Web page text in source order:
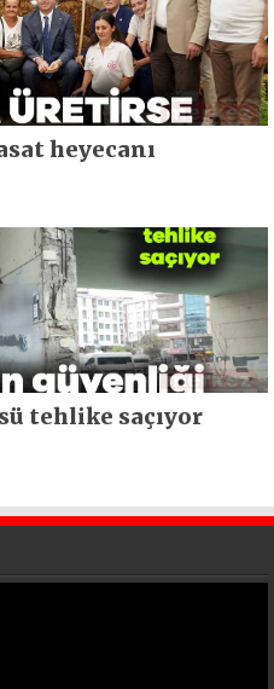
heyecanı
tehlike saçıyor